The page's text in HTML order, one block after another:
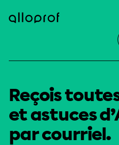
Reçois
et astuces
par courriel.